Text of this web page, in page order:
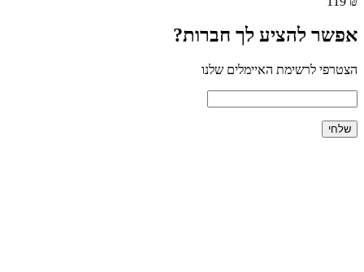
אפשר להציע לך חברות?
הצטרפי לרשימת האיימלים שלנו